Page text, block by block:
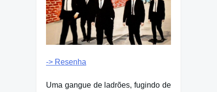
-> Resenha
Uma gangue de ladrões, fugindo de